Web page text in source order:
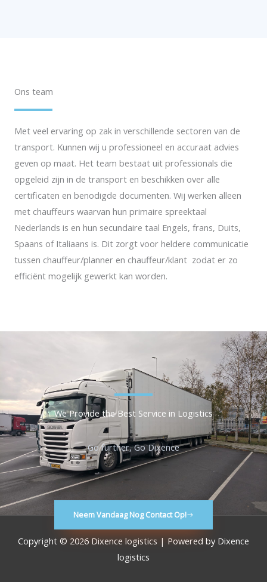
Ons team
Met veel ervaring op zak in verschillende sectoren van de
transport. Kunnen wij u professioneel en accuraat advies
geven op maat. Het team bestaat uit professionals die
opgeleid zijn in de transport en beschikken over alle
certificaten en benodigde documenten. Wij werken alleen
met chauffeurs waarvan hun primaire spreektaal
Nederlands is en hun secundaire taal Engels, frans, Duits,
Spaans of Italiaans is. Dit zorgt voor heldere communicatie
tussen chauffeur/planner en chauffeur/klant zodat er zo
efficiënt mogelijk gewerkt kan worden.
We Provide the Best Service in Logistics
Go further, Go Dixence
Neem Vandaag Nog Contact Op!
Copyright © 2026 Dixence logistics | Powered by Dixence
logistics